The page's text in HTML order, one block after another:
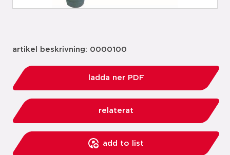
artikel beskrivning: 0000100
ladda ner PDF
relaterat
add to list